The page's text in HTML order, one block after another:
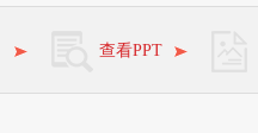
查看PPT